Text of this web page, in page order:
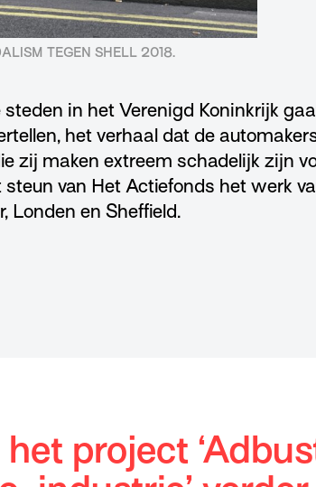
TEGEN SHELL 2018.
in het Verenigd Koninkrijk
het verhaal dat de
zij maken extreem schadelijk zijn
van Het Actiefonds het werk
Londen en Sheffield.
het project